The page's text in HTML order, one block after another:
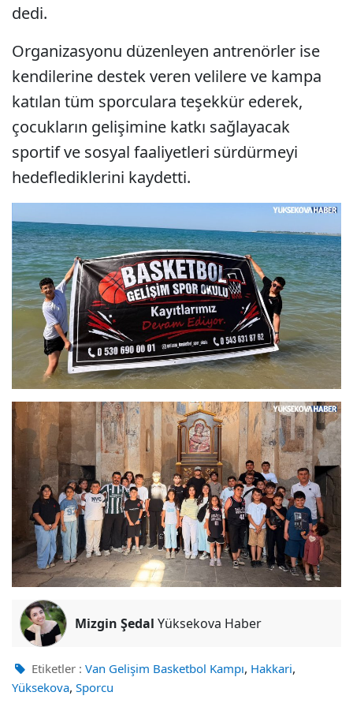
dedi.
Organizasyonu düzenleyen antrenörler ise
kendilerine destek veren velilere ve kampa
katılan tüm sporculara teşekkür ederek,
çocukların gelişimine katkı sağlayacak
sportif ve sosyal faaliyetleri sürdürmeyi
hedeflediklerini kaydetti.
Mizgin Şedal Yüksekova Haber
Etiketler : Van Gelişim Basketbol Kampı, Hakkari,
Yüksekova, Sporcu